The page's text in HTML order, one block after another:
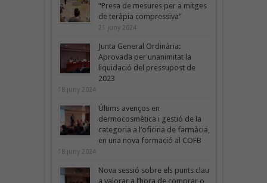
“Presa de mesures per a mitges
de teràpia compressiva”
21 juny 2024
Junta General Ordinària:
Aprovada per unanimitat la
liquidació del pressupost de
2023
18 juny 2024
Últims avenços en
dermocosmètica i gestió de la
categoria a l’oficina de farmàcia,
en una nova formació al COFB
18 juny 2024
Nova sessió sobre els punts clau
a valorar a l’hora de comprar o